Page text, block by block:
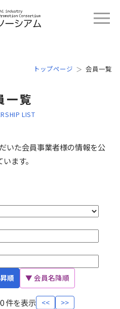
トップページ 会員一覧
一覧
LIST
いた会員事業者様の情報を公
ます。
順 ▼ 会員名降順
件を表示 << >>